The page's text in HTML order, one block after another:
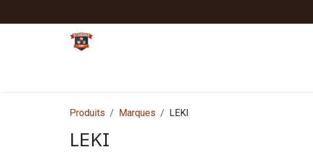
Produits Marques LEKI
LEKI